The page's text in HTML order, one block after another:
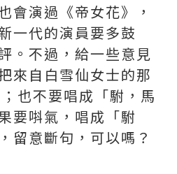
會演過《帝女花》，
一代的演員要多鼓
。不過，給一些意見
來自白雪仙女士的那
也不要唱成「駙，馬
要唞氣，唱成「駙
留意斷句，可以嗎？